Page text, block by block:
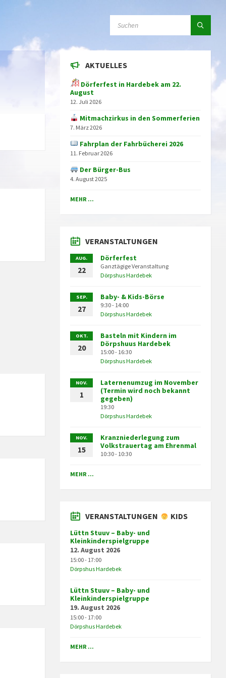
AKTUELLES
Dörferfest in Hardebek am 22.
August
12. Juli 2026
Mitmachzirkus in den Sommerferien
7. März 2026
Fahrplan der Fahrbücherei 2026
11. Februar 2026
Der Bürger-Bus
4. August 2025
MEHR ...
VERANSTALTUNGEN
AUG.
22
Dörferfest
Ganztägige Veranstaltung
Dörpshus Hardebek
SEP.
27
Baby- & Kids-Börse
9:30 - 14:00
Dörpshus Hardebek
OKT.
20
Basteln mit Kindern im
Dörpshuus Hardebek
15:00 - 16:30
Dörpshus Hardebek
NOV.
1
Laternenumzug im November
(Termin wird noch bekannt
gegeben)
19:30
Dörpshus Hardebek
NOV.
15
Kranzniederlegung zum
Volkstrauertag am Ehrenmal
10:30 - 10:30
MEHR ...
VERANSTALTUNGEN KIDS
Lüttn Stuuv – Baby- und
Kleinkinderspielgruppe
12. August 2026
15:00 - 17:00
Dörpshus Hardebek
Lüttn Stuuv – Baby- und
Kleinkinderspielgruppe
19. August 2026
15:00 - 17:00
Dörpshus Hardebek
MEHR ...